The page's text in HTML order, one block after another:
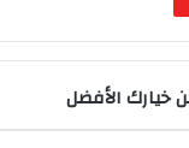
خيارك الأفضل